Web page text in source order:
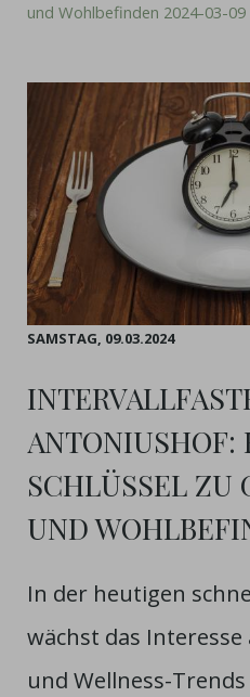
und Wohlbefinden 2024-03-09
SAMSTAG, 09.03.2024
ANTONIUSHOF:
SCHLÜSSEL ZU
UND
In der heutigen
wächst das
und Wellness-